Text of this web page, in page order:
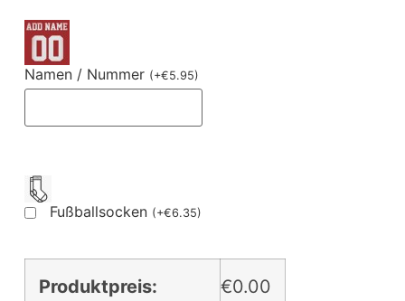
Namen / Nummer (+€5.95)
Fußballsocken (+€6.35)
Produktpreis: €0.00